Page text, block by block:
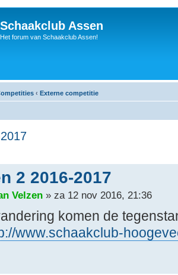
Schaakclub Assen
Het forum van Schaakclub Assen!
‹ Externe competitie
2 2016-2017
Velzen » za 12 nov 2016, 21:36
komen de
www.schaakclub-